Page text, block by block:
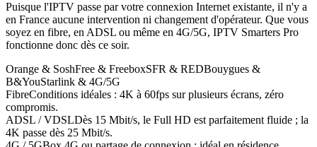
Puisque l'IPTV passe par votre connexion Internet existante, il n'y a
en France aucune intervention ni changement d'opérateur. Que vous
soyez en fibre, en ADSL ou même en 4G/5G, IPTV Smarters Pro
fonctionne donc dès ce soir.
Orange & SoshFree & FreeboxSFR & REDBouygues &
B&YouStarlink & 4G/5G
FibreConditions idéales : 4K à 60fps sur plusieurs écrans, zéro
compromis.
ADSL / VDSLDès 15 Mbit/s, le Full HD est parfaitement fluide ; la
4K passe dès 25 Mbit/s.